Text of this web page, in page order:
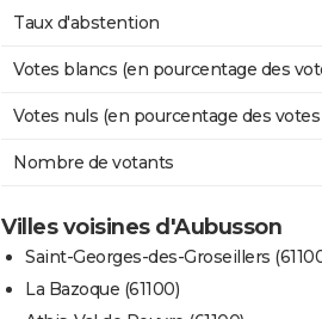
Taux d'abstention
Votes blancs (en pourcentage des
Votes nuls (en pourcentage des
Nombre de votants
Villes voisines d'Aubusson
Saint-Georges-des-Groseillers
La Bazoque (61100)